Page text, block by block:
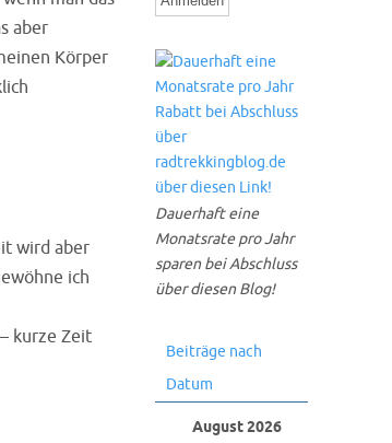
aber
Körper
wird aber
ich
kurze Zeit
Dauerhaft eine
Monatsrate pro Jahr
sparen bei Abschluss
über diesen Blog!
Beiträge nach
Datum
August 2026